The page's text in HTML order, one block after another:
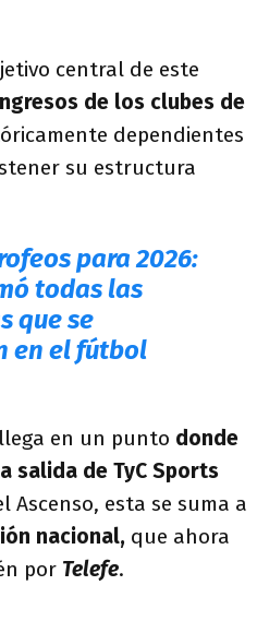
central de este
de los clubes de
dependientes
su estructura
para 2026:
todas las
que se
en el fútbol
en un punto donde
salida de TyC Sports
Ascenso, esta se suma a
nacional, que ahora
por Telefe.